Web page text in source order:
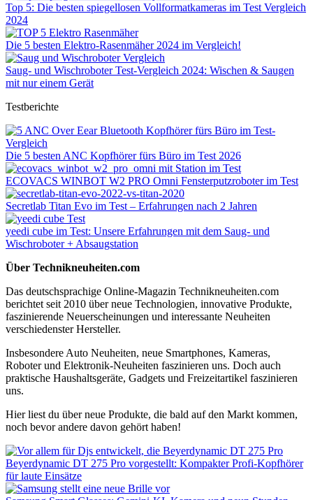
Top 5: Die besten spiegellosen Vollformatkameras im Test Vergleich
2024
Die 5 besten Elektro-Rasenmäher 2024 im Vergleich!
Saug- und Wischroboter Test-Vergleich 2024: Wischen & Saugen
mit nur einem Gerät
Testberichte
Die 5 besten ANC Kopfhörer fürs Büro im Test 2026
ECOVACS WINBOT W2 PRO Omni Fensterputzroboter im Test
Secretlab Titan Evo im Test – Erfahrungen nach 2 Jahren
yeedi cube im Test: Unsere Erfahrungen mit dem Saug- und
Wischroboter + Absaugstation
Über Technikneuheiten.com
Das deutschsprachige Online-Magazin Technikneuheiten.com
berichtet seit 2010 über neue Technologien, innovative Produkte,
faszinierende Neuerscheinungen und interessante Neuheiten
verschiedenster Hersteller.
Insbesondere Auto Neuheiten, neue Smartphones, Kameras,
Roboter und Elektronik-Neuheiten faszinieren uns. Doch auch
praktische Haushaltsgeräte, Gadgets und Freizeitartikel faszinieren
uns.
Hier liest du über neue Produkte, die bald auf den Markt kommen,
noch bevor andere davon gehört haben!
Beyerdynamic DT 275 Pro vorgestellt: Kompakter Profi-Kopfhörer
für laute Einsätze